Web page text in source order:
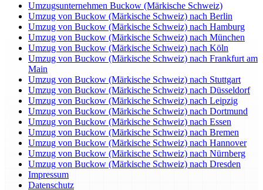
Umzugsunternehmen Buckow (Märkische Schweiz)
Umzug von Buckow (Märkische Schweiz) nach Berlin
Umzug von Buckow (Märkische Schweiz) nach Hamburg
Umzug von Buckow (Märkische Schweiz) nach München
Umzug von Buckow (Märkische Schweiz) nach Köln
Umzug von Buckow (Märkische Schweiz) nach Frankfurt am
Main
Umzug von Buckow (Märkische Schweiz) nach Stuttgart
Umzug von Buckow (Märkische Schweiz) nach Düsseldorf
Umzug von Buckow (Märkische Schweiz) nach Leipzig
Umzug von Buckow (Märkische Schweiz) nach Dortmund
Umzug von Buckow (Märkische Schweiz) nach Essen
Umzug von Buckow (Märkische Schweiz) nach Bremen
Umzug von Buckow (Märkische Schweiz) nach Hannover
Umzug von Buckow (Märkische Schweiz) nach Nürnberg
Umzug von Buckow (Märkische Schweiz) nach Dresden
Impressum
Datenschutz